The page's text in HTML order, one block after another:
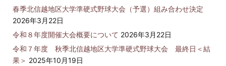
春季北信越地区大学準硬式野球大会（予選）組み合わせ決定
2026年3月22日
令和８年度開催大会概要について 2026年3月22日
令和７年度 秋季北信越地区大学準硬式野球大会 最終日＜結
果＞ 2025年10月19日